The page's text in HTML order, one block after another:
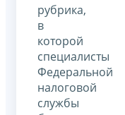
рубрика,
в
которой
специалисты
Федеральной
налоговой
службы